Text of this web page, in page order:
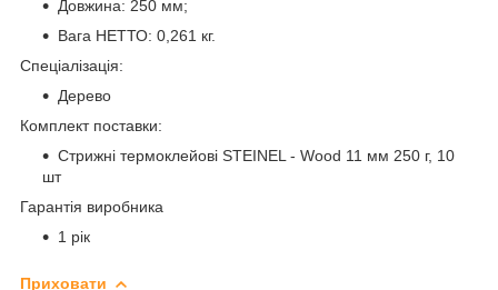
Довжина: 250 мм;
Вага НЕТТО: 0,261 кг.
Спеціалізація:
Дерево
Комплект поставки:
Стрижні термоклейові STEINEL - Wood 11 мм 250 г, 10
шт
Гарантія виробника
1 рік
Приховати